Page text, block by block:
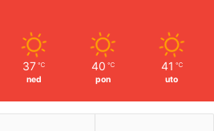
37 ℃
ned
40 ℃
pon
41 ℃
uto